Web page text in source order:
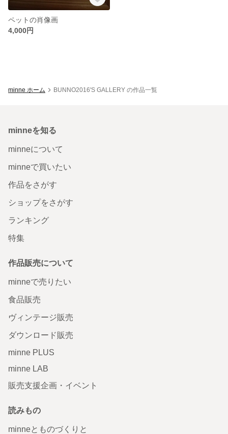
ペットの肖像画
4,000円
minne ホーム BUNNO2016'S GALLERY の作品一覧
minneを知る
minneについて
minneで買いたい
作品をさがす
ショップをさがす
ランキング
特集
作品販売について
minneで売りたい
食品販売
ヴィンテージ販売
ダウンロード販売
minne PLUS
minne LAB
販売支援企画・イベント
読みもの
minneとものづくりと